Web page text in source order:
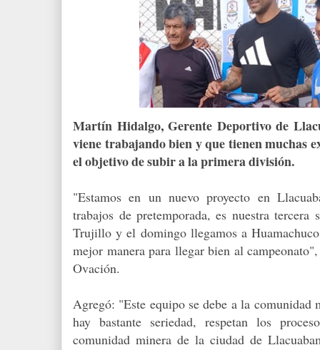
Martín Hidalgo, Gerente Deportivo de
viene trabajando bien y que tienen muchas
el objetivo de subir a la primera división.
"Estamos en un nuevo proyecto en
trabajos de pretemporada, es nuestra tercera
Trujillo y el domingo llegamos a
mejor manera para llegar bien al
Ovación.
Agregó: "Este equipo se debe a la comunidad
hay bastante seriedad, respetan los
comunidad minera de la ciudad de